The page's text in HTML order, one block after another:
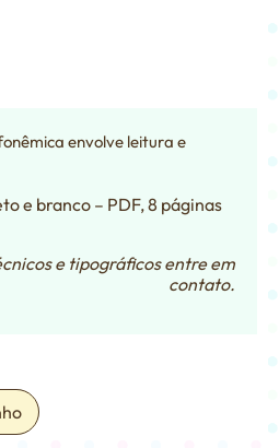
envolve leitura e
e branco – PDF, 8 páginas
e tipográficos entre em
contato.